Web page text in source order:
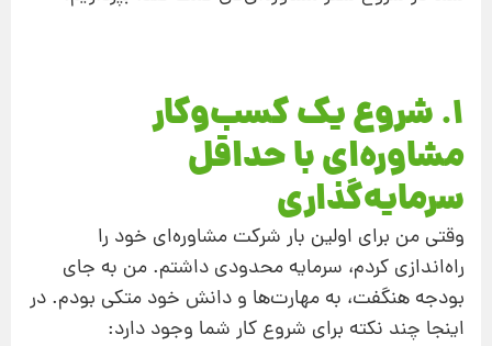
1. شروع یک کسب‌وکار
مشاوره‌ای با حداقل
سرمایه‌گذاری
وقتی من برای اولین بار شرکت مشاوره‌ای خود را
راه‌اندازی کردم، سرمایه محدودی داشتم. من به جای
بودجه هنگفت، به مهارت‌ها و دانش خود متکی بودم. در
اینجا چند نکته برای شروع کار شما وجود دارد: